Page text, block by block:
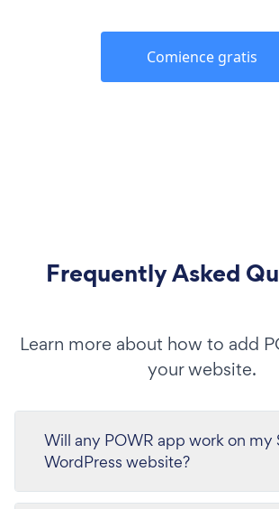
Comience gratis
Frequently Asked
Learn more about how to add
your website.
Will any POWR app work on my
WordPress website?